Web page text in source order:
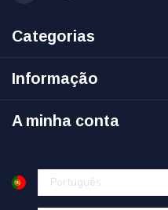
Categorias
Informação
A minha conta